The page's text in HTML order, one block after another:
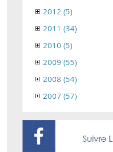
2012 (5)
2011 (34)
2010 (5)
2009 (55)
2008 (54)
2007 (57)